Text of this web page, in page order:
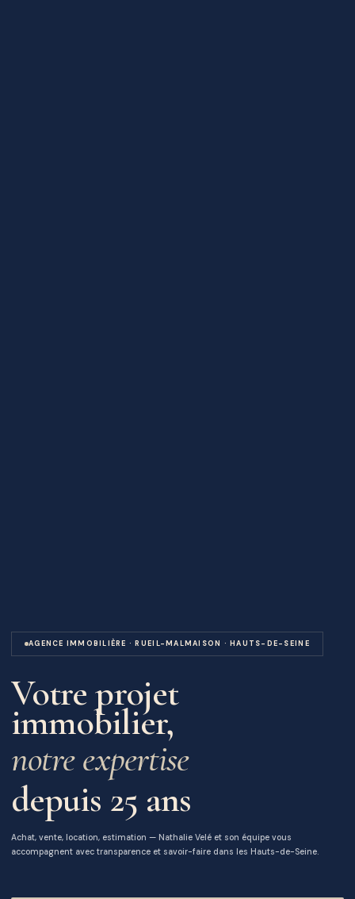
AGENCE IMMOBILIÈRE · RUEIL-MALMAISON · HAUTS-DE-SEINE
Votre projet
immobilier,
notre expertise
depuis 25 ans
Achat, vente, location, estimation — Nathalie Velé et son équipe vous
accompagnent avec transparence et savoir-faire dans les Hauts-de-Seine.